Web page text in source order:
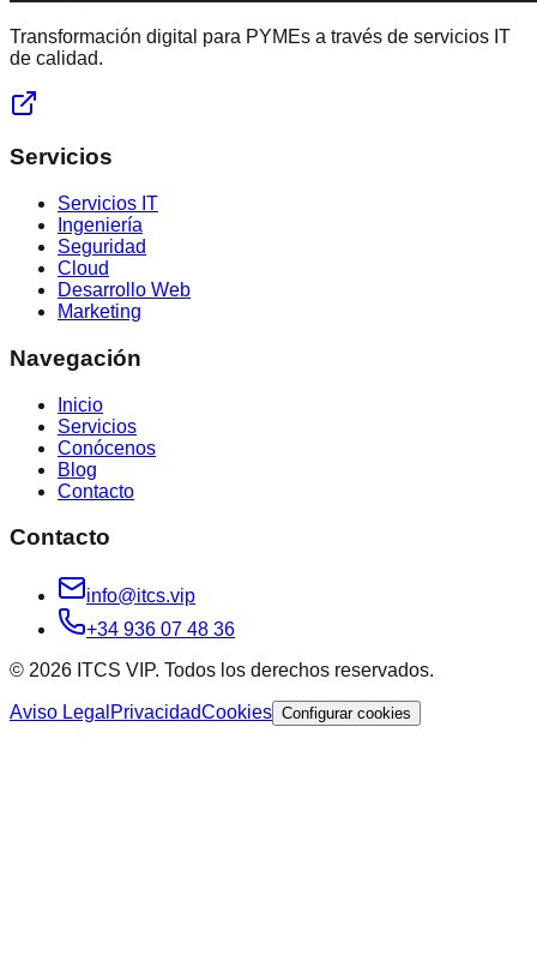
Transformación digital para PYMEs a través de servicios IT
de calidad.
Servicios
Servicios IT
Ingeniería
Seguridad
Cloud
Desarrollo Web
Marketing
Navegación
Inicio
Servicios
Conócenos
Blog
Contacto
Contacto
info@itcs.vip
+34 936 07 48 36
© 2026 ITCS VIP. Todos los derechos reservados.
Aviso Legal PrivacidadCookies Configurar cookies